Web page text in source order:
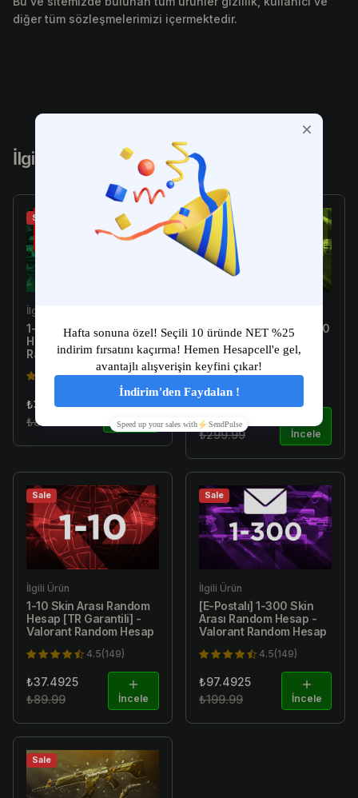
diğer tüm sözleşmelerimizi içermektedir.
İlgili Ürünler
Sale
İlgili Ürün
1-10 Skin Arası Random
Hesap - Valorant
Random Hesap
4.5(149)
₺34.99
₺89.99
İncele
Sale
[Türkiye E-Postalı] 1-300
Skin Arası Random
Hesap - Valorant
Random Hesap
₺179.99
₺299.99
İncele
Sale
İlgili Ürün
1-10 Skin Arası Random
Hesap [TR Garantili] -
Valorant Random Hesap
4.5(149)
₺37.4925
₺89.99
İncele
Sale
İlgili Ürün
[E-Postalı] 1-300 Skin
Arası Random Hesap -
Valorant Random Hesap
4.5(149)
₺97.4925
₺199.99
İncele
Sale